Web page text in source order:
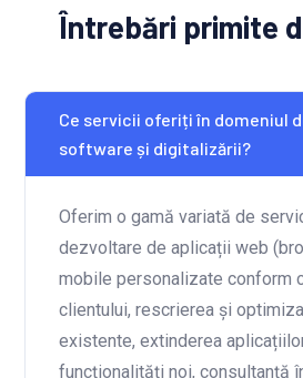
Întrebări primite
Ce servicii oferiți în domeniul
software și digitalizării?
Oferim o gamă variată de
dezvoltare de aplicații web
mobile personalizate conform
clientului, rescrierea și
existente, extinderea
funcționalități noi, consultanță